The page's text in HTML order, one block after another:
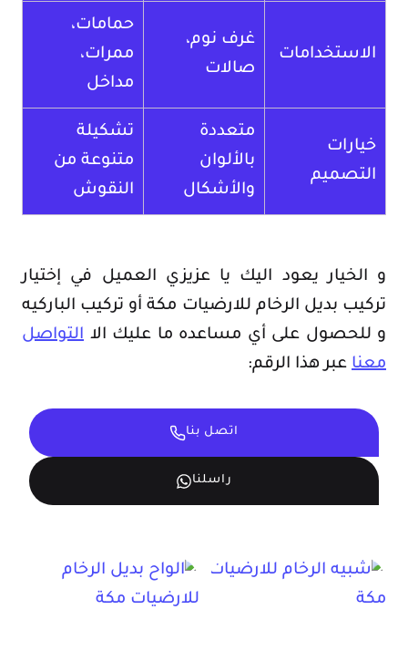
الاستخدامات
غرف نوم،
صالات
حمامات،
ممرات،
مداخل
خيارات
التصميم
متعددة
بالألوان
والأشكال
تشكيلة
متنوعة من
النقوش
و الخيار يعود اليك يا عزيزي العميل في إختيار
تركيب بديل الرخام للارضيات مكة أو تركيب الباركيه
و للحصول على أي مساعده ما عليك الا التواصل
معنا عبر هذا الرقم:
اتصل بنا
راسلنا